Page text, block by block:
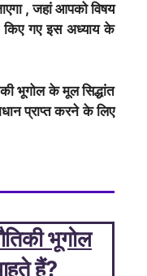
, जहां आपको विषय
किए गए इस अध्याय के
भूगोल के मूल सिद्धांत
प्राप्त करने के लिए
भूगोल
हैं?